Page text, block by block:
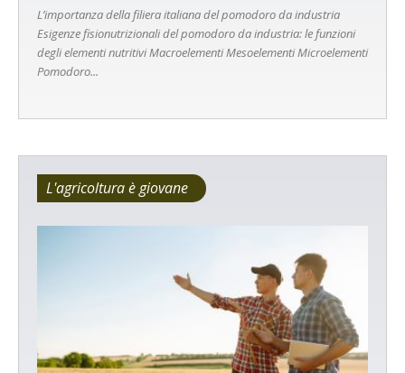
L’importanza della filiera italiana del pomodoro da industria
Esigenze fisionutrizionali del pomodoro da industria: le funzioni
degli elementi nutritivi Macroelementi Mesoelementi Microelementi
Pomodoro...
L'agricoltura è giovane